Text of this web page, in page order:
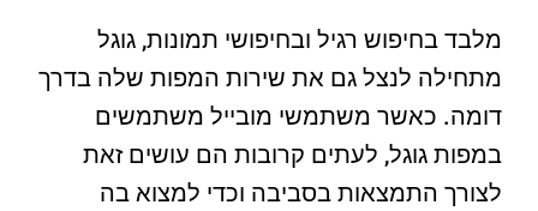
מלבד בחיפוש רגיל ובחיפושי תמונות, גוגל
מתחילה לנצל גם את שירות המפות שלה בדרך
דומה. כאשר משתמשי מובייל משתמשים
במפות גוגל, לעתים קרובות הם עושים זאת
לצורך התמצאות בסביבה וכדי למצוא בה